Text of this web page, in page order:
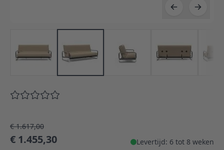
€ 1.617,00
€ 1.455,30 Levertijd: 6 tot 8 weken